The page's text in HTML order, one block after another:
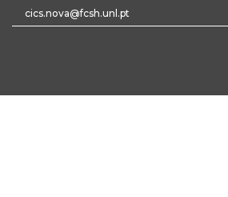
cics.nova@fcsh.unl.pt